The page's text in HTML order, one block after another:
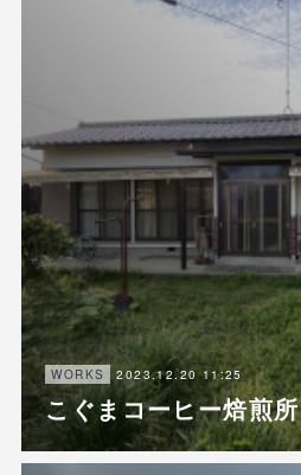
WORKS 2023.12.20 11:25
こぐまコーヒー焙煎所